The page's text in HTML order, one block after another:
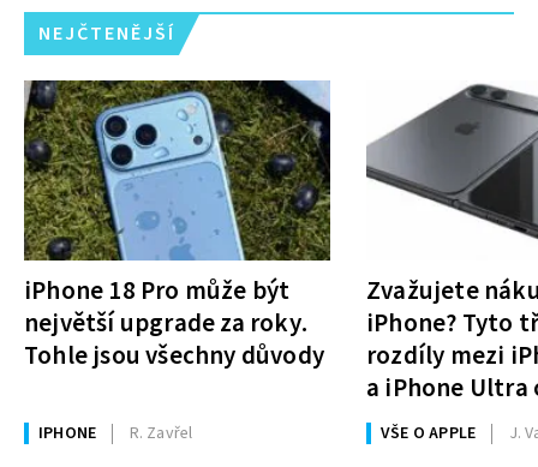
NEJČTENĚJŠÍ
iPhone 18 Pro může být
největší upgrade za roky.
Tohle jsou všechny důvody
IPHONE R. Zavřel
Zvažujete
iPhone? Tyto
rozdíly mezi
a iPhone Ultra
rozhodnutí
VŠE O APPLE J.